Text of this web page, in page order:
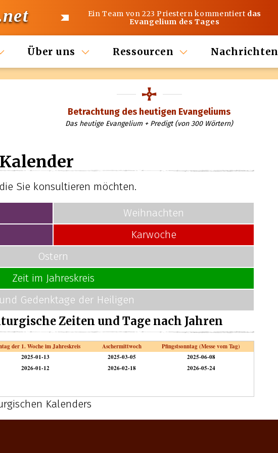
Ein Team von 223 Priestern kommentiert das
Evangelium des Tages
Über uns Ressourcen Nachrichten
Betrachtung des heutigen Evangeliums
Das heutige Evangelium + Predigt (von 300 Wörtern)
Sie konsultieren möchten.
Weihnachten
Karwoche
Ostern
Zeit im Jahreskreis
Gedenktage der Heiligen
Zeiten und Tage nach Jahren
der 1. Woche im Jahreskreis Aschermittwoch Pfingstsonntag (Messe vom Tag)
2025-01-13 2025-03-05 2025-06-08
2026-01-12 2026-02-18 2026-05-24
Kalenders